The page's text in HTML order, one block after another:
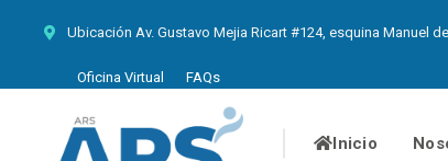
Ubicación Av. Gustavo Mejia Ricart #124, esquina Manuel
Oficina Virtual FAQs
Inicio